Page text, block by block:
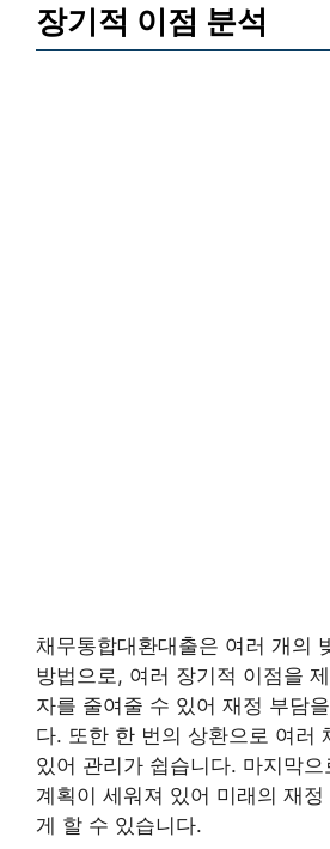
장기적 이점 분석
채무통합대환대출은 여러 개의
방법으로, 여러 장기적 이점을
자를 줄여줄 수 있어 재정 부담
다. 또한 한 번의 상환으로 여러
있어 관리가 쉽습니다. 마지막
계획이 세워져 있어 미래의 재
게 할 수 있습니다.